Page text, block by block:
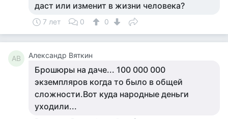
даст или изменит в жизни человека?
7 лет 0 0
АВ Александр Вяткин
Брошюры на даче... 100 000 000
экземпляров когда то было в общей
сложности.Вот куда народные деньги
уходили...